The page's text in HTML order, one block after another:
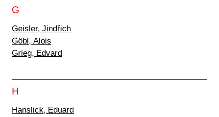
G
Geisler, Jindřich
Göbl, Alois
Grieg, Edvard
H
Hanslick, Eduard